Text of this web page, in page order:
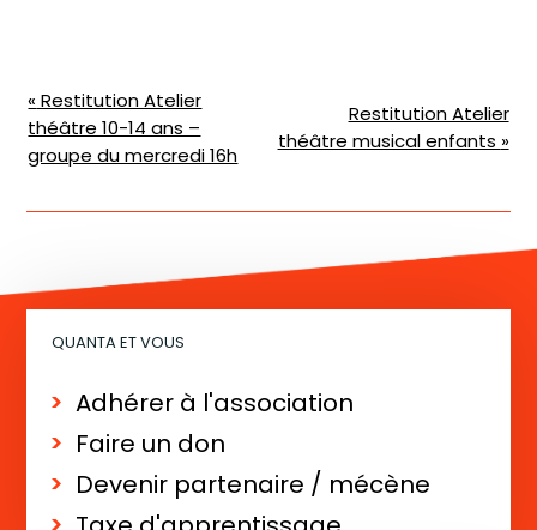
N
a
v
i
a
« Restitution Atelier
théâtre 10-14 ans –
groupe du mercredi 16h
Restitution Atelier
théâtre musical enfants »
QUANTA ET VOUS
Adhérer à l'association
Faire un don
Devenir partenaire / mécène